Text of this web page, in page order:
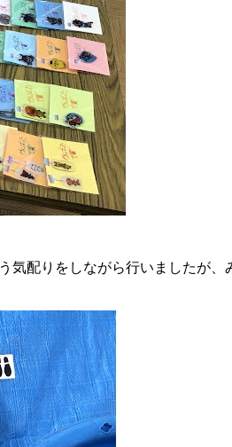
気配りをしながら行いましたが、